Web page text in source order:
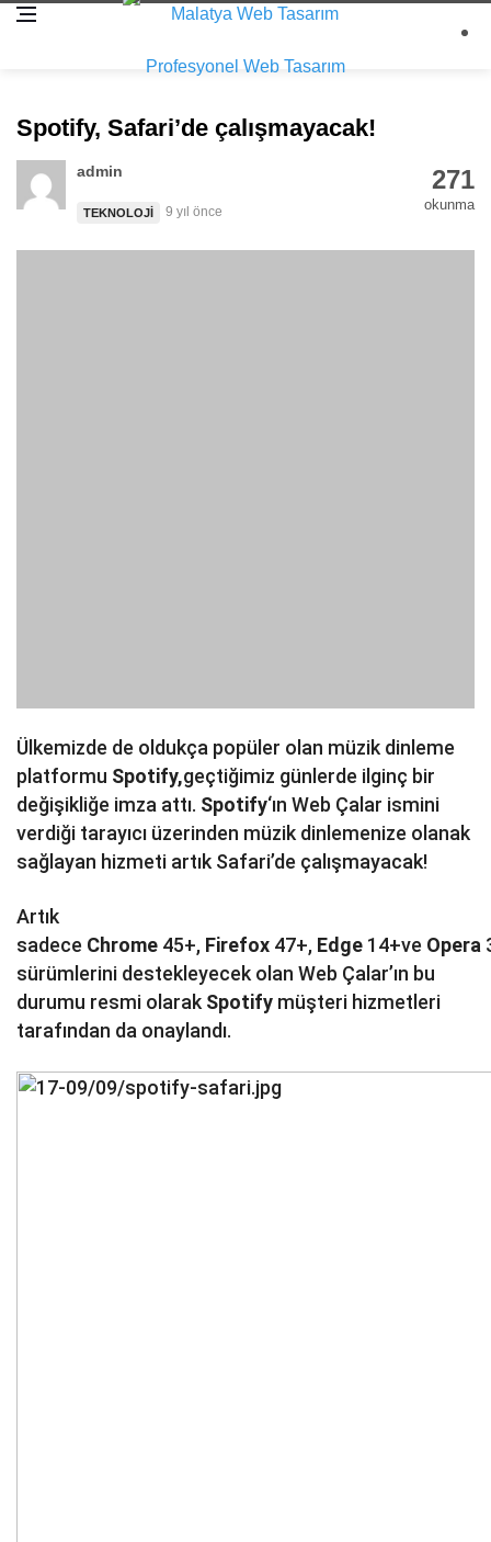
Spotify, Safari’de çalışmayacak!
admin
TEKNOLOJI 9 yıl önce
271
okunma
Ülkemizde de oldukça popüler olan müzik dinleme
platformu Spotify,geçtiğimiz günlerde ilginç bir
değişikliğe imza attı. Spotify‘ın Web Çalar ismini
verdiği tarayıcı üzerinden müzik dinlemenize olanak
sağlayan hizmeti artık Safari’de çalışmayacak!
Artık
sadece Chrome 45+, Firefox 47+, Edge 14+ve Opera
sürümlerini destekleyecek olan Web Çalar’ın bu
durumu resmi olarak Spotify müşteri hizmetleri
tarafından da onaylandı.